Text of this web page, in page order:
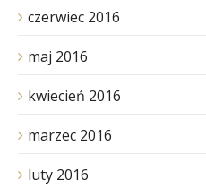
czerwiec 2016
maj 2016
kwiecień 2016
marzec 2016
luty 2016